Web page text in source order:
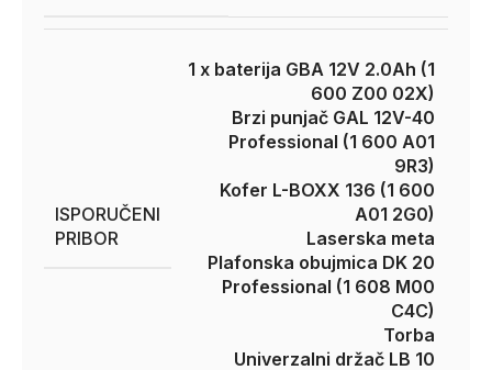
ISPORUČENI
PRIBOR
1 x baterija GBA 12V 2.0Ah (1
600 Z00 02X)
Brzi punjač GAL 12V-40
Professional (1 600 A01
9R3)
Kofer L-BOXX 136 (1 600
A01 2G0)
Laserska meta
Plafonska obujmica DK 20
Professional (1 608 M00
C4C)
Torba
Univerzalni držač LB 10